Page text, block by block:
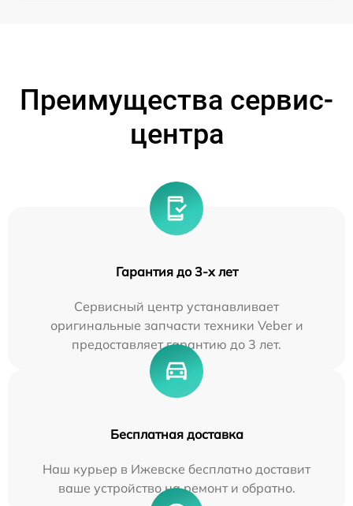
Преимущества сервис-
центра
Гарантия до 3-х лет
Сервисный центр устанавливает
оригинальные запчасти техники Veber и
предоставляет гарантию до 3 лет.
Бесплатная доставка
Наш курьер в Ижевске бесплатно доставит
ваше устройство на ремонт и обратно.